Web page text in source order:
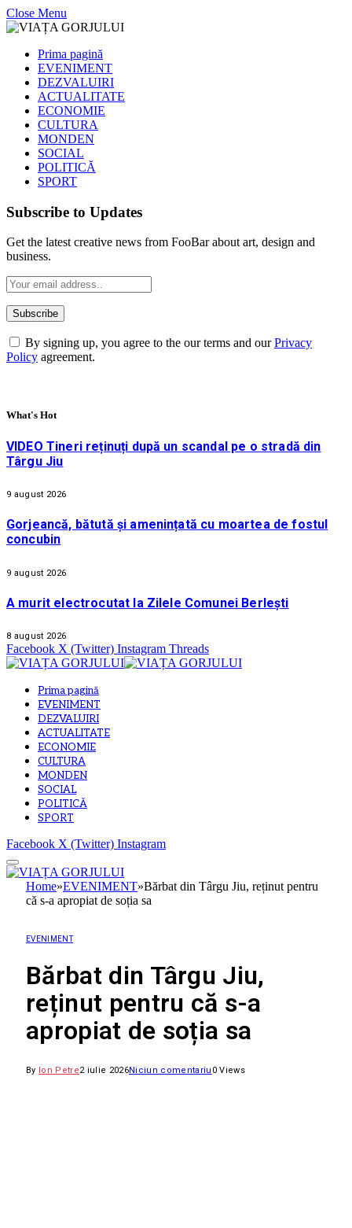
Close Menu
Prima pagină
EVENIMENT
DEZVALUIRI
ACTUALITATE
ECONOMIE
CULTURA
MONDEN
SOCIAL
POLITICĂ
SPORT
Subscribe to Updates
Get the latest creative news from FooBar about art, design and
business.
By signing up, you agree to the our terms and ourPrivacy
Policy agreement.
What's Hot
VIDEO Tineri reținuți după un scandal pe o stradă din
Târgu Jiu
9 august 2026
Gorjeancă, bătută și amenințată cu moartea de fostul
concubin
9 august 2026
A murit electrocutat la Zilele Comunei Berlești
8 august 2026
Facebook X (Twitter) Instagram Threads
Prima pagină
EVENIMENT
DEZVALUIRI
ACTUALITATE
ECONOMIE
CULTURA
MONDEN
SOCIAL
POLITICĂ
SPORT
Facebook X (Twitter) Instagram
Home»EVENIMENT»Bărbat din Târgu Jiu, reținut pentru
că s-a apropiat de soția sa
EVENIMENT
Bărbat din Târgu Jiu,
reținut pentru că s-a
apropiat de soția sa
By Ion Petre2 iulie 2026Niciun comentariu 0Views